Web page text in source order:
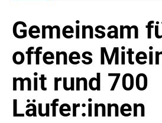
MELDUNGEN
COCA-COLA
COCA-COLA HBC ÖSTERREICH
RÖMERQUELLE
ÖSTERREICHISCHE SPORTHILFE
KESCH
Gemeinsam
offenes
mit rund 700
Läufer:innen